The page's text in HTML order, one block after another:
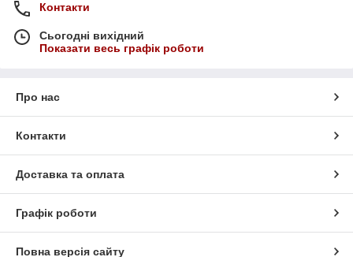
Контакти
Сьогодні вихідний
Показати весь графік роботи
Про нас
Контакти
Доставка та оплата
Графік роботи
Повна версія сайту